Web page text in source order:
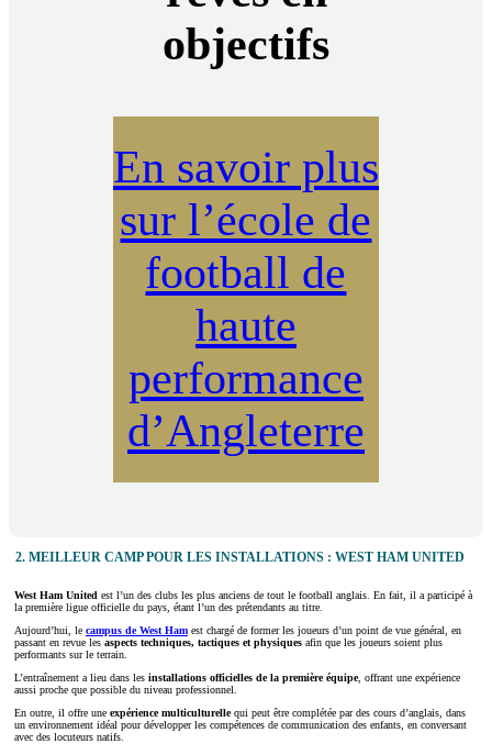
objectifs
En savoir plus
sur l’école de
football de
haute
performance
d’Angleterre
2. MEILLEUR CAMP POUR LES INSTALLATIONS : WEST HAM UNITED
West Ham United est l’un des clubs les plus anciens de tout le football anglais. En fait, il a participé à
la première ligue officielle du pays, étant l’un des prétendants au titre.
Aujourd’hui, le campus de West Ham est chargé de former les joueurs d’un point de vue général, en
passant en revue les aspects techniques, tactiques et physiques afin que les joueurs soient plus
performants sur le terrain.
L’entraînement a lieu dans les installations officielles de la première équipe, offrant une expérience
aussi proche que possible du niveau professionnel.
En outre, il offre une expérience multiculturellequi peut être complétée par des cours d’anglais, dans
un environnement idéal pour développer les compétences de communication des enfants, en conversant
avec des locuteurs natifs.